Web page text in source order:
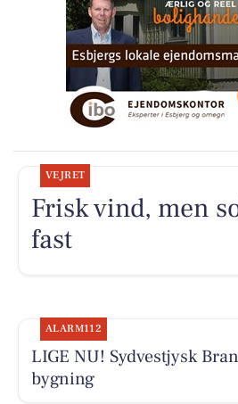
VEJRET
Frisk vind, men
fast
ALARM112
LIGE NU! Sydvestjysk
bygning